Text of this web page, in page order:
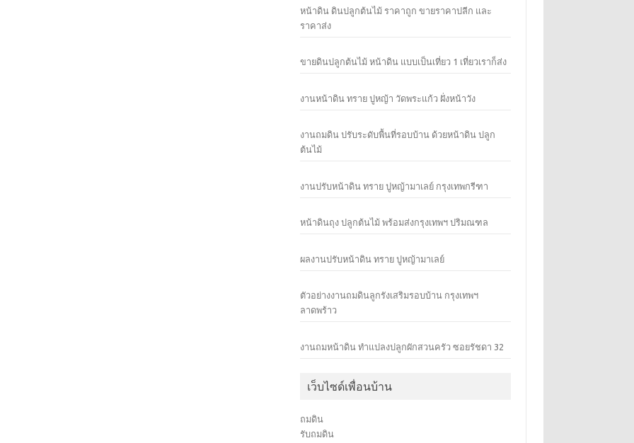
หน้าดิน ดินปลูกต้นไม้ ราคาถูก ขายราคาปลีก และ
ราคาส่ง
ขายดินปลูกต้นไม้ หน้าดิน แบบเป็นเที่ยว 1 เที่ยวเราก็ส่ง
งานหน้าดิน ทราย ปูหญ้า วัดพระแก้ว ฝั่งหน้าวัง
งานถมดิน ปรับระดับพื้นที่รอบบ้าน ด้วยหน้าดิน ปลูก
ต้นไม้
งานปรับหน้าดิน ทราย ปูหญ้ามาเลย์ กรุงเทพกรีฑา
หน้าดินถุง ปลูกต้นไม้ พร้อมส่งกรุงเทพฯ ปริมณฑล
ผลงานปรับหน้าดิน ทราย ปูหญ้ามาเลย์
ตัวอย่างงานถมดินลูกรังเสริมรอบบ้าน กรุงเทพฯ
ลาดพร้าว
งานถมหน้าดิน ทำแปลงปลูกผักสวนครัว ซอยรัชดา 32
เว็บไซด์เพื่อนบ้าน
ถมดิน
รับถมดิน